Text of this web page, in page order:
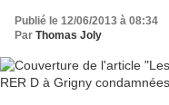
Publié le 12/06/2013 à 08:34
Par Thomas Joly